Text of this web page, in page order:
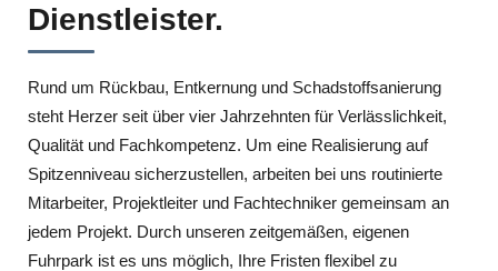
Dienstleister.
Rund um Rückbau, Entkernung und Schadstoffsanierung
steht Herzer seit über vier Jahrzehnten für Verlässlichkeit,
Qualität und Fachkompetenz. Um eine Realisierung auf
Spitzenniveau sicherzustellen, arbeiten bei uns routinierte
Mitarbeiter, Projektleiter und Fachtechniker gemeinsam an
jedem Projekt. Durch unseren zeitgemäßen, eigenen
Fuhrpark ist es uns möglich, Ihre Fristen flexibel zu